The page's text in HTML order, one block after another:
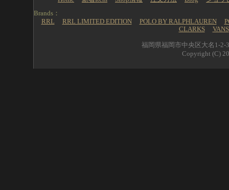
Brands：
RRL
RRL LIMITED EDITION POLO BY RALPHLAUREN
CLARKS
VANS
福岡県福岡市中央区大名1-2-
Copyright (C)